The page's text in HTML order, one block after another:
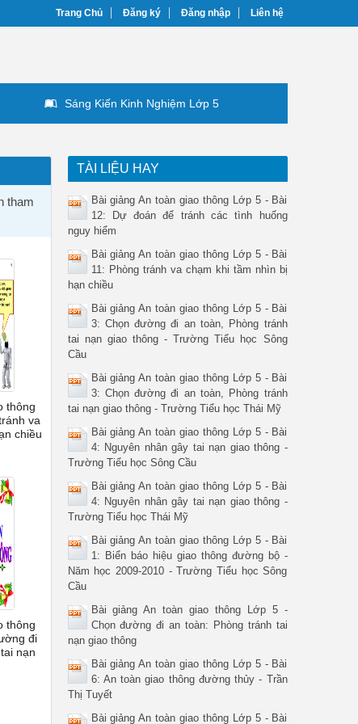
Trang Chủ Đăng ký Đăng nhập Liên hệ
Sáng Kiến Kinh Nghiệm Lớp 5
tham
thông
va
chiều
thông
đi
nạn
TÀI LIỆU HAY
Bài giảng An toàn giao thông Lớp 5 - Bài
12: Dự đoán để tránh các tình huống
nguy hiểm
Bài giảng An toàn giao thông Lớp 5 - Bài
11: Phòng tránh va chạm khi tầm nhìn bị
hạn chiều
Bài giảng An toàn giao thông Lớp 5 - Bài
3: Chọn đường đi an toàn, Phòng tránh
tai nạn giao thông - Trường Tiểu học Sông
Cầu
Bài giảng An toàn giao thông Lớp 5 - Bài
3: Chọn đường đi an toàn, Phòng tránh
tai nạn giao thông - Trường Tiểu học Thái Mỹ
Bài giảng An toàn giao thông Lớp 5 - Bài
4: Nguyên nhân gây tai nạn giao thông -
Trường Tiểu học Sông Cầu
Bài giảng An toàn giao thông Lớp 5 - Bài
4: Nguyên nhân gây tai nạn giao thông -
Trường Tiểu học Thái Mỹ
Bài giảng An toàn giao thông Lớp 5 - Bài
1: Biển báo hiệu giao thông đường bộ -
Năm học 2009-2010 - Trường Tiểu học Sông
Cầu
Bài giảng An toàn giao thông Lớp 5 -
Chọn đường đi an toàn: Phòng tránh tai
nạn giao thông
Bài giảng An toàn giao thông Lớp 5 - Bài
6: An toàn giao thông đường thủy - Trần
Thị Tuyết
Bài giảng An toàn giao thông Lớp 5 - Bài